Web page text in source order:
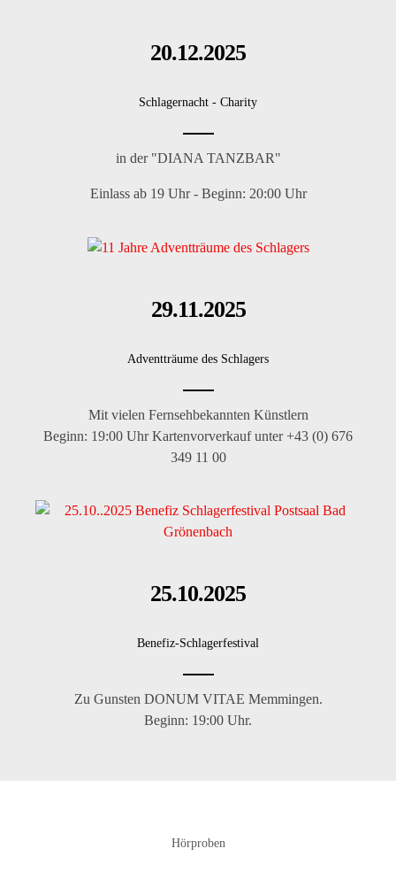
20.12.2025
Schlagernacht - Charity
in der "DIANA TANZBAR"
Einlass ab 19 Uhr - Beginn: 20:00 Uhr
29.11.2025
Advent­träume des Schlagers
Mit vielen Fernsehbekannten Künstlern
Beginn: 19:00 Uhr Kartenvorverkauf unter +43 (0) 676
349 11 00
25.10.2025
Benefiz-Schlager­festival
Zu Gunsten DONUM VITAE Memmingen.
Beginn: 19:00 Uhr.
Hörproben